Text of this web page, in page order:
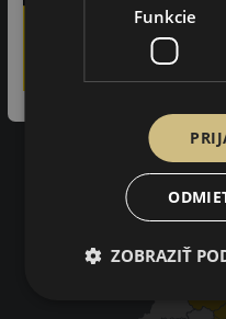
Pravidlá
Dodacie a
Online
Funkcie
ZOBRAZIŤ